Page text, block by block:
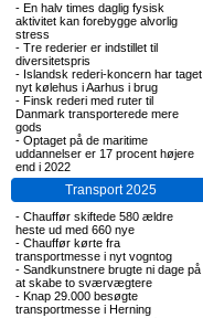
- En halv times daglig fysisk
aktivitet kan forebygge alvorlig
stress
- Tre rederier er indstillet til
diversitetspris
- Islandsk rederi-koncern har taget
nyt kølehus i Aarhus i brug
- Finsk rederi med ruter til
Danmark transporterede mere
gods
- Optaget på de maritime
uddannelser er 17 procent højere
end i 2022
Transport 2025
- Chauffør skiftede 580 ældre
heste ud med 660 nye
- Chauffør kørte fra
transportmesse i nyt vogntog
- Sandkunstnere brugte ni dage på
at skabe to sværvægtere
- Knap 29.000 besøgte
transportmesse i Herning